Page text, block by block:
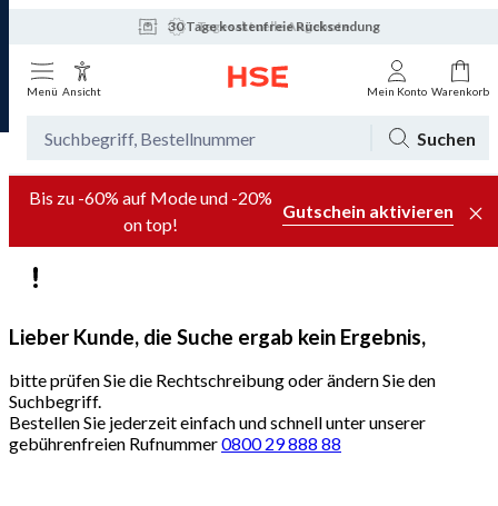
30 Tage kostenfreie Rücksendung
Tagesaktuelle Angebote
Menü Ansicht Mein Konto Warenkorb
Suchen
Bis zu -60% auf Mode und -20%
on top!
Gutschein aktivieren
Lieber Kunde, die Suche ergab kein Ergebnis,
bitte prüfen Sie die Rechtschreibung oder ändern Sie den
Suchbegriff.
Bestellen Sie jederzeit einfach und schnell unter unserer
gebührenfreien Rufnummer0800 29 888 88